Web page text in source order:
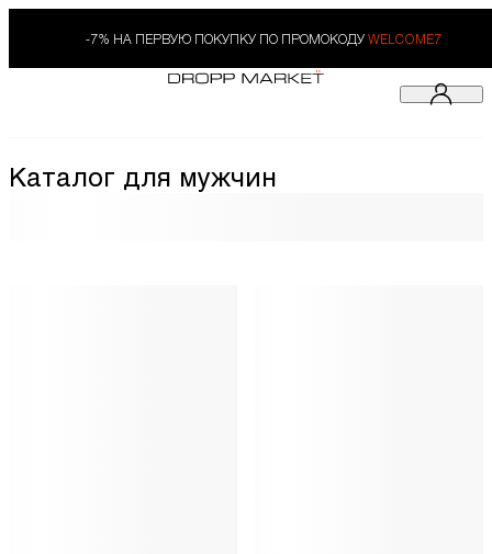
-7% НА ПЕРВУЮ ПОКУПКУ ПО ПРОМОКОДУ WELCOME7
Каталог для мужчин